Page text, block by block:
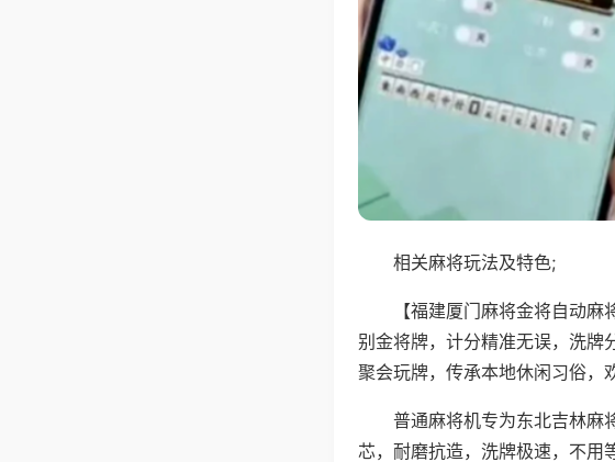
相关麻将玩法及特色;
【福建厦门麻将金将自动
别金将牌，计分精准无误，洗牌
聚会玩牌，传承本地休闲习俗，
普通麻将机专为东北吉林麻
芯，耐磨抗造，洗牌极速，不用